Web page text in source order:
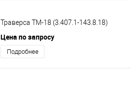
Траверса ТМ-18 (3.407.1-143.8.18)
Цена по запросу
Подробнее